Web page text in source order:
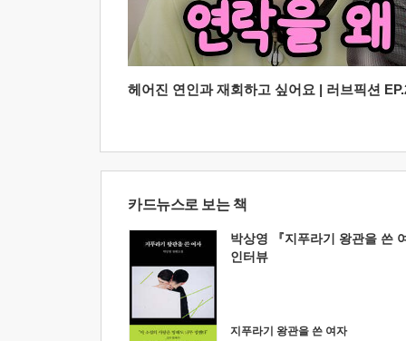
헤어진 연인과 재회하고 싶어요 | 러브픽션
카드뉴스로 보는 책
박상영 『지푸라기 왕관을 쓴
인터뷰
지푸라기 왕관을 쓴 여자